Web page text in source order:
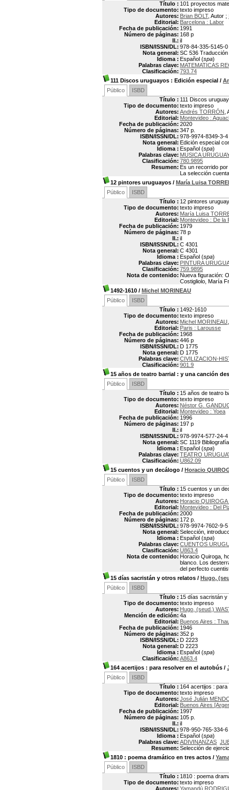
Título : 101 proyectos
Tipo de documento: texto impreso
Autores: Brian BOLT, Autor ;
Editorial: Barcelona : Labor
Fecha de publicación: 1991
Número de páginas: 168 p
Il.: il
ISBN/ISSN/DL: 978-84-335-5145-0
Nota general: SC 536
Idioma : Español (spa)
Palabras clave: MATEMATICAS
Clasificación: 793.74
111 Discos uruguayos : Edición especial /
Público
ISBD
Título : 111 Discos
Tipo de documento: texto impreso
Autores: Andrés TORRÓN ,
Editorial: Montevideo :
Fecha de publicación: 2020
Número de páginas: 347 p.
ISBN/ISSN/DL: 978-9974-8349-3-4
Nota general: Edición especial
Idioma : Español (spa)
Palabras clave: MUSICA
Clasificación: 780.9895
Resumen: Es un recorrido
La selección
12 pintores uruguayos / María Luisa
Público
ISBD
Título : 12 pintores
Tipo de documento: texto impreso
Autores: María Luisa
Editorial: Montevideo : De la
Fecha de publicación: 1979
Número de páginas: 78 p
Il.: il
ISBN/ISSN/DL: C 4301
Nota general: C 4301
Idioma : Español (spa)
Palabras clave: PINTURA
Clasificación: 759.9895
Nota de contenido: Nueva figuración:
Costigliolo, María
1492-1610 / Michel MORINEAU
Público
ISBD
Título : 1492-1610
Tipo de documento: texto impreso
Autores: Michel MORINEAU
Editorial: Paris : Larousse
Fecha de publicación: 1968
Número de páginas: 446 p
ISBN/ISSN/DL: D 1775
Nota general: D 1775
Palabras clave: CIVILIZACION-
Clasificación: 901.9
15 años de teatro barrial : y una canción
Público
ISBD
Título : 15 años de teatro
Tipo de documento: texto impreso
Autores: Néstor G.
Editorial: Montevideo : Yoea
Fecha de publicación: 1996
Número de páginas: 197 p
Il.: il
ISBN/ISSN/DL: 978-9974-577-24-4
Nota general: SC 1119
Idioma : Español (spa)
Palabras clave: TEATRO
Clasificación: U862.09
15 cuentos y un decálogo / Horacio
Público
ISBD
Título : 15 cuentos y un
Tipo de documento: texto impreso
Autores: Horacio
Editorial: Montevideo : Del
Fecha de publicación: 2000
Número de páginas: 172 p.
ISBN/ISSN/DL: 978-9974-7602-9-5
Nota general: Selección,
Idioma : Español (spa)
Palabras clave: CUENTOS
Clasificación: U863.4
Nota de contenido: Horacio Quiroga,
blanco. Los
del perfecto
15 días sacristán y otros relatos / Hugo,
Público
ISBD
Título : 15 días sacristán y
Tipo de documento: texto impreso
Autores: Hugo, (seud.)
Mención de edición: 4a
Editorial: Buenos Aires :
Fecha de publicación: 1946
Número de páginas: 352 p
ISBN/ISSN/DL: D 2223
Nota general: D 2223
Idioma : Español (spa)
Clasificación: A863.4
164 acertijos : para resolver en el autobús /
Público
ISBD
Título : 164 acertijos :
Tipo de documento: texto impreso
Autores: José Julián
Editorial: Buenos Aires
Fecha de publicación: 1997
Número de páginas: 105 p.
Il.: il
ISBN/ISSN/DL: 978-950-765-334-6
Idioma : Español (spa)
Palabras clave: ADIVINANZAS
Resumen: Selección de
1810 : poema dramático en tres actos /
Público
ISBD
Título : 1810 : poema
Tipo de documento: texto impreso
Autores: Yamandú